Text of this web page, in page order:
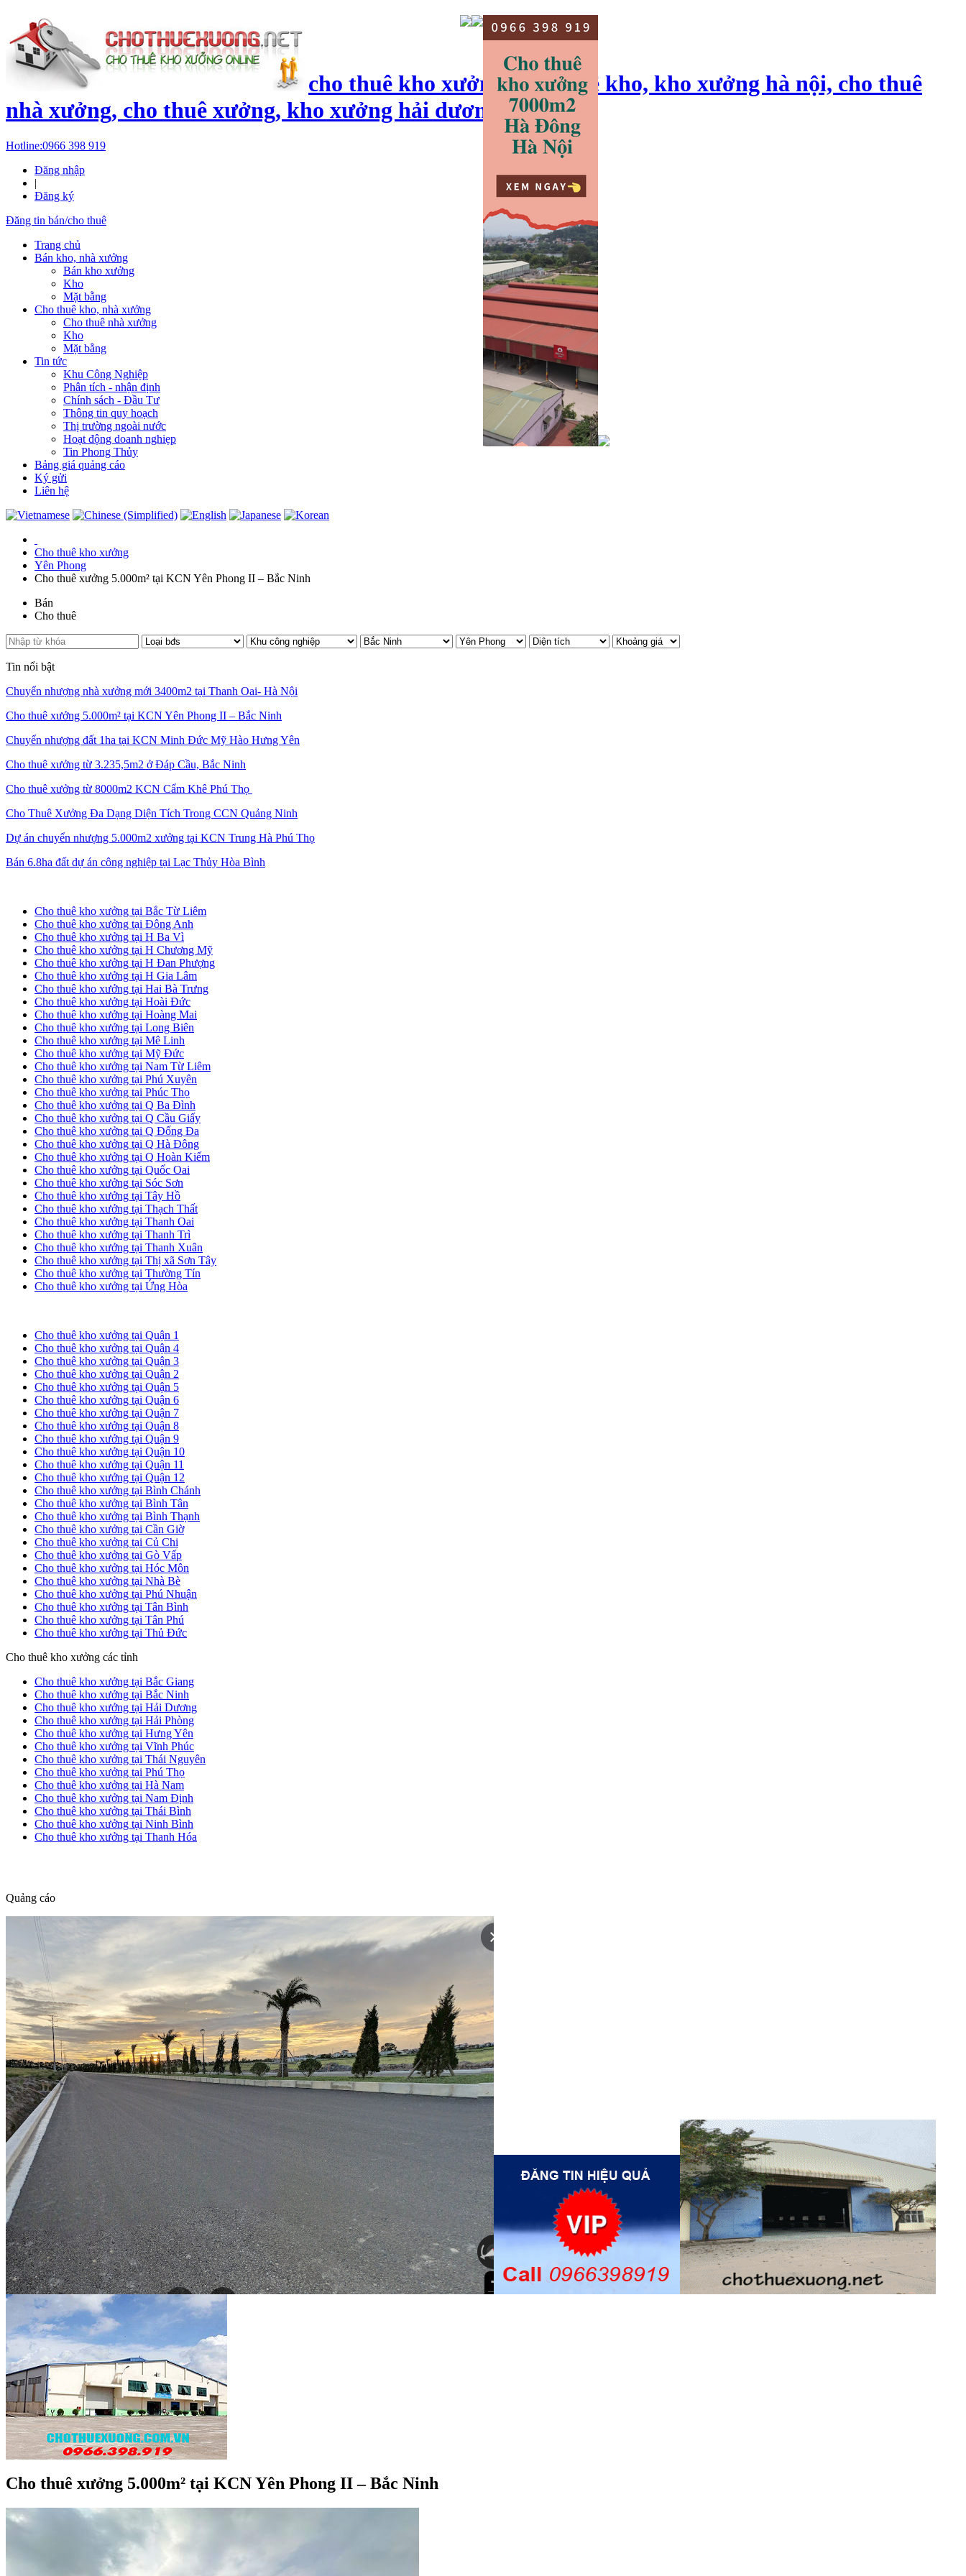
cho thuê kho xưởng, cho thuê kho, kho xưởng hà nội, cho thuê
nhà xưởng, cho thuê xưởng, kho xưởng hải dương
Hotline:0966 398 919
Đăng nhập
|
Đăng ký
Đăng tin bán/cho thuê
Trang chủ
Bán kho, nhà xưởng
Bán kho xưởng
Kho
Mặt bằng
Cho thuê kho, nhà xưởng
Cho thuê nhà xưởng
Kho
Mặt bằng
Tin tức
Khu Công Nghiệp
Phân tích - nhận định
Chính sách - Đầu Tư
Thông tin quy hoạch
Thị trường ngoài nước
Hoạt động doanh nghiẹp
Tin Phong Thủy
Bảng giá quảng cáo
Ký gửi
Liên hệ
Cho thuê kho xưởng
Yên Phong
Cho thuê xưởng 5.000m² tại KCN Yên Phong II – Bắc Ninh
Bán
Cho thuê
Tin nổi bật
Chuyển nhượng nhà xưởng mới 3400m2 tại Thanh Oai- Hà Nội
Cho thuê xưởng 5.000m² tại KCN Yên Phong II – Bắc Ninh
Chuyển nhượng đất 1ha tại KCN Minh Đức Mỹ Hào Hưng Yên
Cho thuê xưởng từ 3.235,5m2 ở Đáp Cầu, Bắc Ninh
Cho thuê xưởng từ 8000m2 KCN Cẩm Khê Phú Thọ
Cho Thuê Xưởng Đa Dạng Diện Tích Trong CCN Quảng Ninh
Dự án chuyển nhượng 5.000m2 xưởng tại KCN Trung Hà Phú Thọ
Bán 6.8ha đất dự án công nghiệp tại Lạc Thủy Hòa Bình
Cho thuê kho xưởng tại Bắc Từ Liêm
Cho thuê kho xưởng tại Đông Anh
Cho thuê kho xưởng tại H Ba Vì
Cho thuê kho xưởng tại H Chương Mỹ
Cho thuê kho xưởng tại H Đan Phượng
Cho thuê kho xưởng tại H Gia Lâm
Cho thuê kho xưởng tại Hai Bà Trưng
Cho thuê kho xưởng tại Hoài Đức
Cho thuê kho xưởng tại Hoàng Mai
Cho thuê kho xưởng tại Long Biên
Cho thuê kho xưởng tại Mê Linh
Cho thuê kho xưởng tại Mỹ Đức
Cho thuê kho xưởng tại Nam Từ Liêm
Cho thuê kho xưởng tại Phú Xuyên
Cho thuê kho xưởng tại Phúc Thọ
Cho thuê kho xưởng tại Q Ba Đình
Cho thuê kho xưởng tại Q Cầu Giấy
Cho thuê kho xưởng tại Q Đống Đa
Cho thuê kho xưởng tại Q Hà Đông
Cho thuê kho xưởng tại Q Hoàn Kiếm
Cho thuê kho xưởng tại Quốc Oai
Cho thuê kho xưởng tại Sóc Sơn
Cho thuê kho xưởng tại Tây Hồ
Cho thuê kho xưởng tại Thạch Thất
Cho thuê kho xưởng tại Thanh Oai
Cho thuê kho xưởng tại Thanh Trì
Cho thuê kho xưởng tại Thanh Xuân
Cho thuê kho xưởng tại Thị xã Sơn Tây
Cho thuê kho xưởng tại Thường Tín
Cho thuê kho xưởng tại Ứng Hòa
Cho thuê kho xưởng tại Quận 1
Cho thuê kho xưởng tại Quận 4
Cho thuê kho xưởng tại Quận 3
Cho thuê kho xưởng tại Quận 2
Cho thuê kho xưởng tại Quận 5
Cho thuê kho xưởng tại Quận 6
Cho thuê kho xưởng tại Quận 7
Cho thuê kho xưởng tại Quận 8
Cho thuê kho xưởng tại Quận 9
Cho thuê kho xưởng tại Quận 10
Cho thuê kho xưởng tại Quận 11
Cho thuê kho xưởng tại Quận 12
Cho thuê kho xưởng tại Bình Chánh
Cho thuê kho xưởng tại Bình Tân
Cho thuê kho xưởng tại Bình Thạnh
Cho thuê kho xưởng tại Cần Giờ
Cho thuê kho xưởng tại Củ Chi
Cho thuê kho xưởng tại Gò Vấp
Cho thuê kho xưởng tại Hóc Môn
Cho thuê kho xưởng tại Nhà Bè
Cho thuê kho xưởng tại Phú Nhuận
Cho thuê kho xưởng tại Tân Bình
Cho thuê kho xưởng tại Tân Phú
Cho thuê kho xưởng tại Thủ Đức
Cho thuê kho xưởng các tỉnh
Cho thuê kho xưởng tại Bắc Giang
Cho thuê kho xưởng tại Bắc Ninh
Cho thuê kho xưởng tại Hải Dương
Cho thuê kho xưởng tại Hải Phòng
Cho thuê kho xưởng tại Hưng Yên
Cho thuê kho xưởng tại Vĩnh Phúc
Cho thuê kho xưởng tại Thái Nguyên
Cho thuê kho xưởng tại Phú Thọ
Cho thuê kho xưởng tại Hà Nam
Cho thuê kho xưởng tại Nam Định
Cho thuê kho xưởng tại Thái Bình
Cho thuê kho xưởng tại Ninh Bình
Cho thuê kho xưởng tại Thanh Hóa
Quảng cáo
Cho thuê xưởng 5.000m² tại KCN Yên Phong II – Bắc Ninh